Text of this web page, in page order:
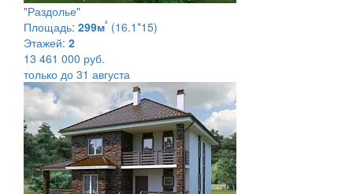
"Раздолье"
Площадь: 299м² (16.1*15)
Этажей: 2
13 461 000 руб.
только до 31 августа